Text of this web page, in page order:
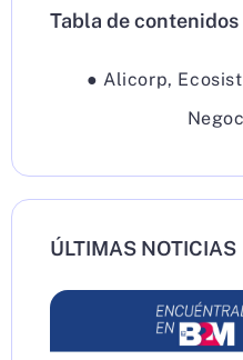
Tabla de contenidos
● Alicorp,
ÚLTIMAS NOTICIAS